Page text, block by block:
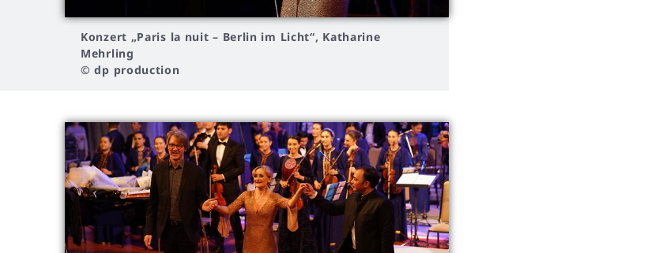
Konzert „Paris la nuit – Berlin im Licht“, Katharine
Mehrling
© dp production